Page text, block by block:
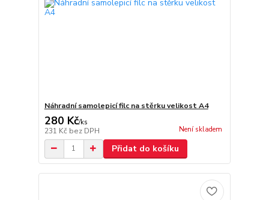
Náhradní samolepicí filc na stěrku velikost A4
280 Kč/ks
231 Kč bez DPH Není skladem
Přidat do košíku